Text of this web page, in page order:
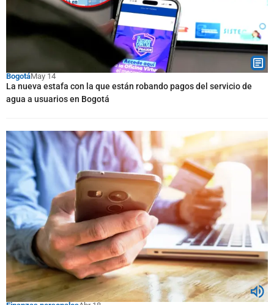
BogotáMay 14
La nueva estafa con la que están robando pagos del servicio de
agua a usuarios en Bogotá